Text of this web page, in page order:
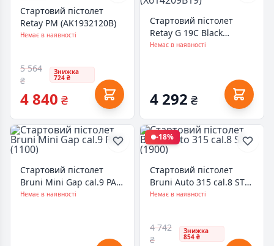
Стартовий пістолет
Retay PM (AK1932120B)
Немає в наявності
5 564
₴
Знижка
724 ₴
4 840 ₴
Стартовий пістолет
Retay G 19C Black
(X614209B19)
Немає в наявності
4 292 ₴
Стартовий пістолет
Bruni Mini Gap cal.9 PAK
(1100)
Немає в наявності
-18%
Стартовий пістолет
Bruni Auto 315 cal.8 ST
(1900)
Немає в наявності
4 742
₴
Знижка
854 ₴